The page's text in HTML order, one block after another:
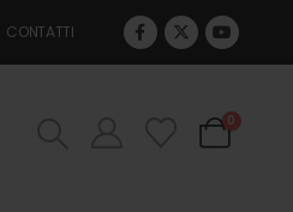
CONTATTI
0